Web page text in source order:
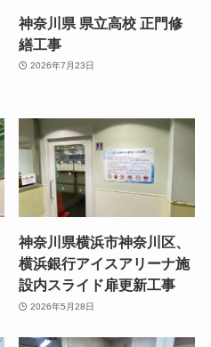
神奈川県 県立高校 正門修
繕工事
2026年7月23日
神奈川県横浜市神奈川区、
横浜銀行アイスアリーナ施
設内スライド扉更新工事
2026年5月28日